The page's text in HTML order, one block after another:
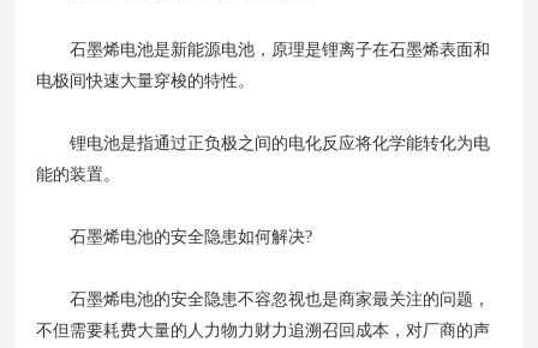
石墨烯电池是新能源电池，原理是锂离子在石墨烯表面和
电极间快速大量穿梭的特性。
锂电池是指通过正负极之间的电化反应将化学能转化为电
能的装置。
石墨烯电池的安全隐患如何解决?
石墨烯电池的安全隐患不容忽视也是商家最关注的问题，
不但需要耗费大量的人力物力财力追溯召回成本，对厂商的声